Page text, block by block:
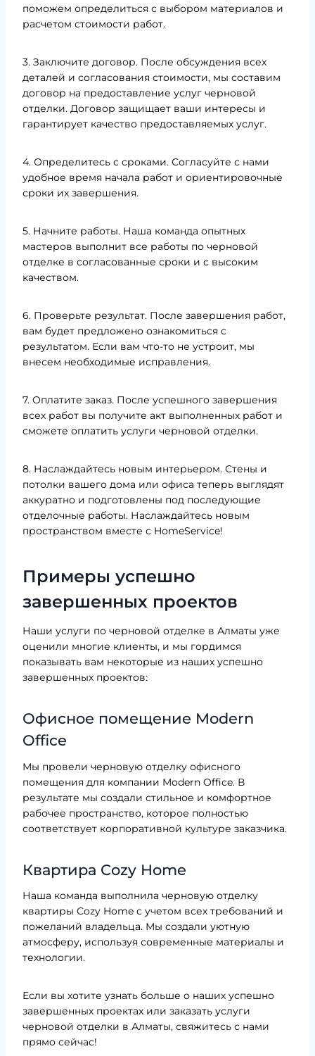
поможем определиться с выбором материалов и
расчетом стоимости работ.
3. Заключите договор. После обсуждения всех
деталей и согласования стоимости, мы составим
договор на предоставление услуг черновой
отделки. Договор защищает ваши интересы и
гарантирует качество предоставляемых услуг.
4. Определитесь с сроками. Согласуйте с нами
удобное время начала работ и ориентировочные
сроки их завершения.
5. Начните работы. Наша команда опытных
мастеров выполнит все работы по черновой
отделке в согласованные сроки и с высоким
качеством.
6. Проверьте результат. После завершения работ,
вам будет предложено ознакомиться с
результатом. Если вам что-то не устроит, мы
внесем необходимые исправления.
7. Оплатите заказ. После успешного завершения
всех работ вы получите акт выполненных работ и
сможете оплатить услуги черновой отделки.
8. Наслаждайтесь новым интерьером. Стены и
потолки вашего дома или офиса теперь выглядят
аккуратно и подготовлены под последующие
отделочные работы. Наслаждайтесь новым
пространством вместе с HomeService!
Примеры успешно
завершенных проектов
Наши услуги по черновой отделке в Алматы уже
оценили многие клиенты, и мы гордимся
показывать вам некоторые из наших успешно
завершенных проектов:
Офисное помещение Modern
Office
Мы провели черновую отделку офисного
помещения для компании Modern Office. В
результате мы создали стильное и комфортное
рабочее пространство, которое полностью
соответствует корпоративной культуре заказчика.
Квартира Cozy Home
Наша команда выполнила черновую отделку
квартиры Cozy Home с учетом всех требований и
пожеланий владельца. Мы создали уютную
атмосферу, используя современные материалы и
технологии.
Если вы хотите узнать больше о наших успешно
завершенных проектах или заказать услуги
черновой отделки в Алматы, свяжитесь с нами
прямо сейчас!